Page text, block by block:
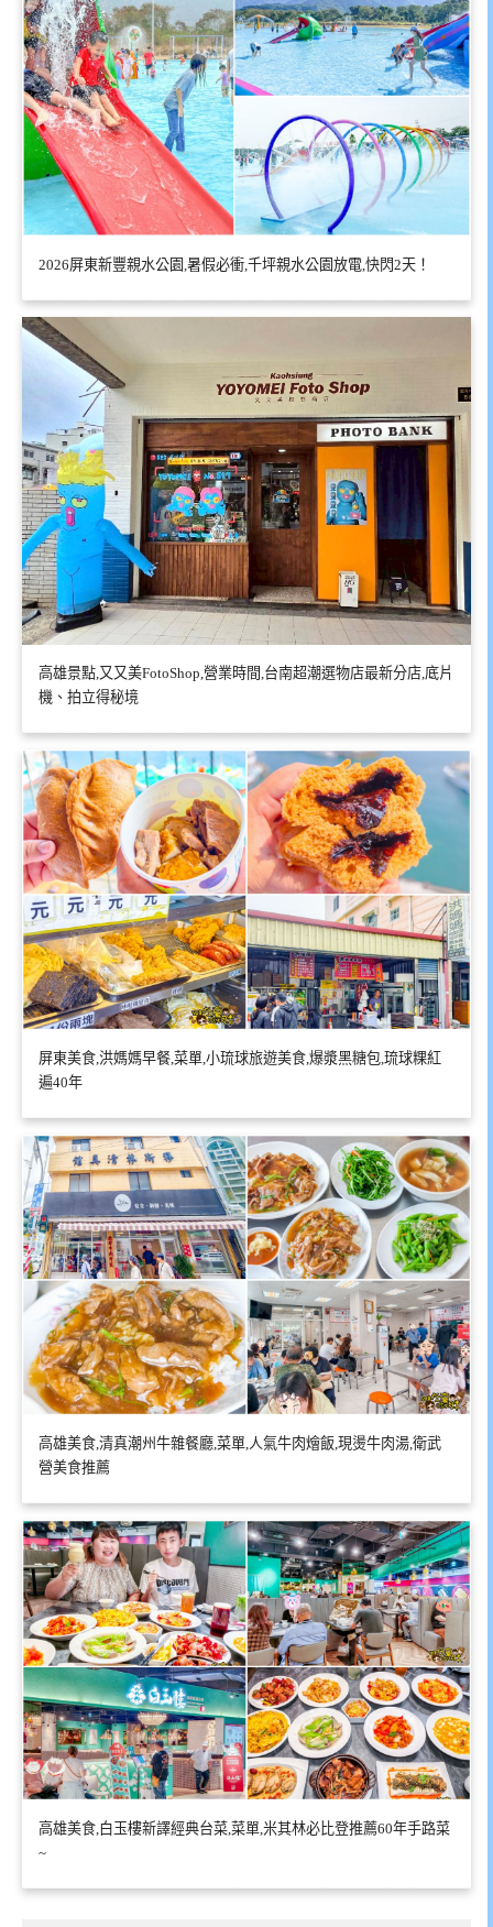
2026屏東新豐親水公園,暑假必衝,千坪親水公園放電,快閃2天！
高雄景點,又又美FotoShop,營業時間,台南超潮選物店最新分店,底片
機、拍立得秘境
屏東美食,洪媽媽早餐,菜單,小琉球旅遊美食,爆漿黑糖包,琉球粿紅
遍40年
高雄美食,清真潮州牛雜餐廳,菜單,人氣牛肉燴飯,現燙牛肉湯,衛武
營美食推薦
高雄美食,白玉樓新譯經典台菜,菜單,米其林必比登推薦60年手路菜
~